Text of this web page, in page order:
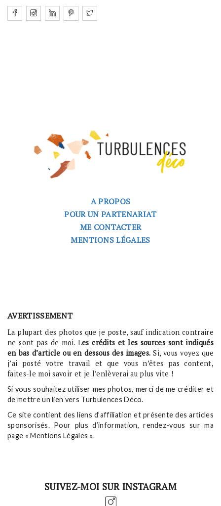
A PROPOS
POUR UN PARTENARIAT
ME CONTACTER
MENTIONS LÉGALES
AVERTISSEMENT
La plupart des photos que je poste, sauf indication contraire
ne sont pas de moi. Les crédits et les sources sont indiqués
en bas d’article ou en dessous des images. Si, vous voyez que
j’ai posté votre travail et que vous n’êtes pas content,
faites-le moi savoir et je l’enlèverai au plus vite !
Si vous souhaitez utiliser mes photos, merci de me créditer et
de mettre un lien vers Turbulences Déco.
Ce site contient des liens d’affiliation et présente des articles
sponsorisés. Pour plus d’information, rendez-vous sur ma
page « Mentions Légales ».
SUIVEZ-MOI SUR INSTAGRAM